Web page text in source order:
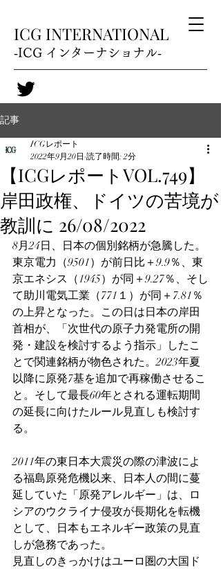
ICG INTERNATIONAL
‐ICG インターナショナル‐
記事
【ICGレポートVOL.749】
岸田政権、ドイツの苦境が
教訓に 26/08/2022
ICGレポート
2022年9月20日 読了時間: 2分
8月24日、日本の個別銘柄が急騰した。
東京電力（9501）が前日比＋9.9％、東
京エネシス（1945）が同＋9.27％、そし
て助川電気工業（771１）が同＋7.81％
の上昇となった。この日は日本の岸田
首相が、「次世代の原子力発電所の開
発・建設を検討するよう指示」したこ
とで関連銘柄が物色された。2023年夏
以降に原発7基を追加で再稼働させるこ
と。そして最長60年とされる運転期間
の延長に向けたルール見直しも検討す
る。
2011年の東日本大震災の際の津波によ
る福島原発危機以来、日本人の間に蔓
延していた「原発アレルギー」は、ロ
シアのウクライナ侵攻が長期化を転機
として、日本もエネルギー政策の見直
しが急務であった。
見直しのきっかけはユーロ圏の大国ド